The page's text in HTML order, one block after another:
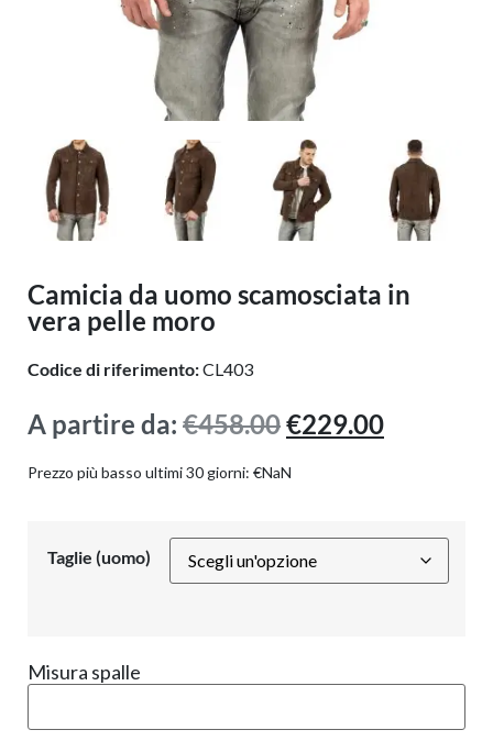
Camicia da uomo scamosciata in
vera pelle moro
Codice di riferimento:CL403
A partire da: €458.00€229.00
Prezzo più basso ultimi 30 giorni: €NaN
Taglie (uomo)
Misura spalle